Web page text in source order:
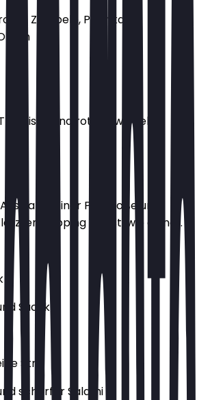
Zwiebeln, Paprika,
und roten Zwiebeln
deiner Pizzasoße und
Topping selbst, wie deine...
Sucuk
Str.
scharfer Salami